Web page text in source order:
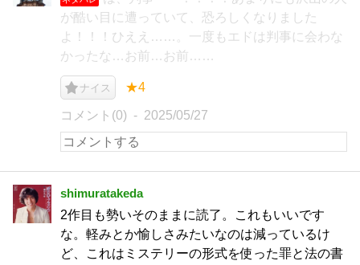
が酷い目に遭っていて、恐ろしくなりました
よ！！！ひええ……。一度もエドは判事に会わな
かったな…お前…お前……
ナイス ★4
コメント(0) 2025/05/27
shimuratakeda
2作目も勢いそのままに読了。これもいいです
な。軽みとか愉しさみたいなのは減っているけ
ど、これはミステリーの形式を使った罪と法の書